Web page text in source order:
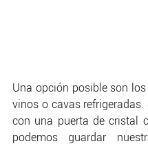
Una opción posible son
vinos o cavas refrigeradas.
con una puerta de cristal
podemos guardar